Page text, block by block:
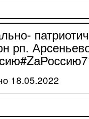
рп.
18.05.2022